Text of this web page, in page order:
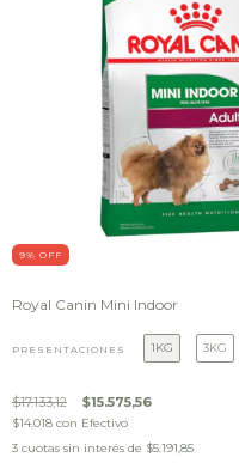
9% OFF
Royal Canin Mini Indoor
PRESENTACIONES 1KG 3KG
$17.133,12 $15.575,56
$14.018 con Efectivo
3 cuotas sin interés de $5.191,85